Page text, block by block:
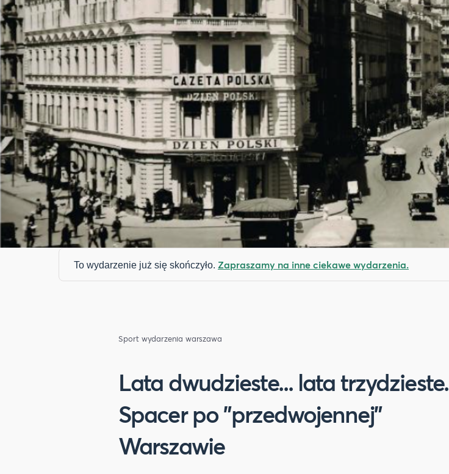
To wydarzenie już się skończyło. Zapraszamy na inne ciekawe wydarzenia.
Sport wydarzenia warszawa
Lata dwudzieste... lata trzydzieste.
Spacer po "przedwojennej"
Warszawie